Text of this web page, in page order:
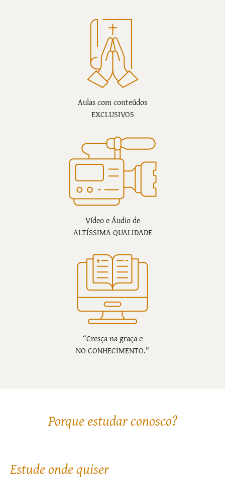
Aulas com conteúdos
EXCLUSIVOS
Vídeo e Áudio de
ALTÍSSIMA QUALIDADE
“Cresça na graça e
NO CONHECIMENTO."
Porque estudar conosco?
Estude onde quiser